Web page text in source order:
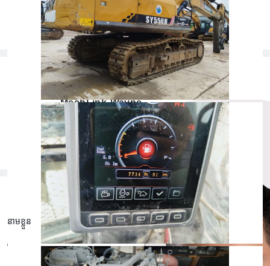
* ម៉ោងនិងស្ថានភាពត្រូវបានកត់ត្រានៅពេលចុះបញ្ជី និងអាចផ្លាស់ប្តូរ។ សូមទាក់ទងទីប្រឹក្សាលក់
សម្រាប់ការអានថ្មីៗ។
ទីប្រឹក្សាលក់
MechLink-Wayne
ទូរស័ព្ទ ：+852 69516013
អ៊ីមែល ：wayne@mechandlink.com
អ្នកផ្គត់ផ្គង់ ：Shenzhen Jilian Yihao
ទទួលបានការប្រឹក្សាយោបល់ដោយឥតគិតថ្លៃ
នាមខ្លួន